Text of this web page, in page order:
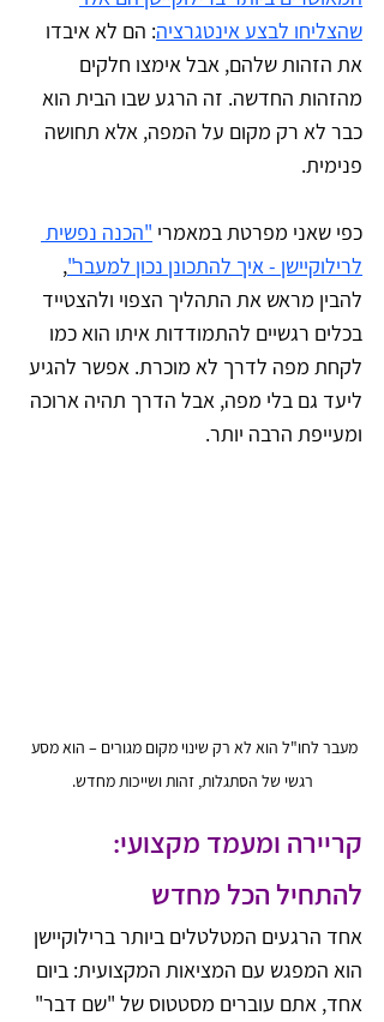
שהצליחו לבצע אינטגרציה: הם לא איבדו
את הזהות שלהם, אבל אימצו חלקים
מהזהות החדשה. זה הרגע שבו הבית הוא
כבר לא רק מקום על המפה, אלא תחושה
פנימית.
כפי שאני מפרטת במאמרי "הכנה נפשית
לרילוקיישן - איך להתכונן נכון למעבר",
להבין מראש את התהליך הצפוי ולהצטייד
בכלים רגשיים להתמודדות איתו הוא כמו
לקחת מפה לדרך לא מוכרת. אפשר להגיע
ליעד גם בלי מפה, אבל הדרך תהיה ארוכה
ומעייפת הרבה יותר.
מעבר לחו"ל הוא לא רק שינוי מקום מגורים – הוא מסע
רגשי של הסתגלות, זהות ושייכות מחדש.
קריירה ומעמד מקצועי:
להתחיל הכל מחדש
אחד הרגעים המטלטלים ביותר ברילוקיישן
הוא המפגש עם המציאות המקצועית: ביום
אחד, אתם עוברים מסטטוס של "שם דבר"